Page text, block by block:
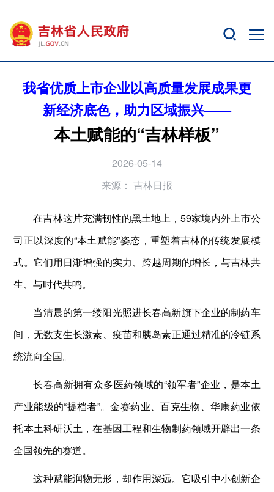
我省优质上市企业以高质量发展成果更
新经济底色，助力区域振兴——
本土赋能的“吉林样板”
2026-05-14
来源： 吉林日报
在吉林这片充满韧性的黑土地上，59家境内外上市公
司正以深度的“本土赋能”姿态，重塑着吉林的传统发展模
式。它们用日渐增强的实力、跨越周期的增长，与吉林共
生、与时代共鸣。
当清晨的第一缕阳光照进长春高新旗下企业的制药车
间，无数支生长激素、疫苗和胰岛素正通过精准的冷链系
统流向全国。
长春高新拥有众多医药领域的“领军者”企业，是本土
产业能级的“提档者”。金赛药业、百克生物、华康药业依
托本土科研沃土，在基因工程和生物制药领域开辟出一条
全国领先的赛道。
这种赋能润物无形，却作用深远。它吸引中小创新企